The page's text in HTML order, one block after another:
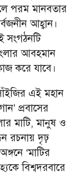
পরম মানবতার
আহ্বান।
সংগঠনটি
আবহমান
করে যাবে।
এই মহান
প্রবাসের
মাটি, মানুষ ও
রচনায় দৃঢ়
‘মাটির
বিশ্বদরবারে